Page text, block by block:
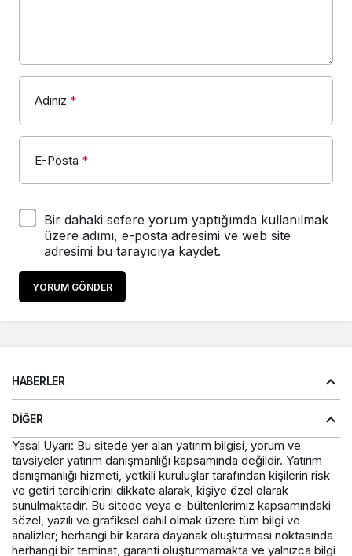
Adınız *
E-Posta *
Bir dahaki sefere yorum yaptığımda kullanılmak
üzere adımı, e-posta adresimi ve web site
adresimi bu tarayıcıya kaydet.
YORUM GÖNDER
HABERLER
DIĞER
Yasal Uyarı: Bu sitede yer alan yatırım bilgisi, yorum ve
tavsiyeler yatırım danışmanlığı kapsamında değildir. Yatırım
danışmanlığı hizmeti, yetkili kuruluşlar tarafından kişilerin risk
ve getiri tercihlerini dikkate alarak, kişiye özel olarak
sunulmaktadır. Bu sitede veya e-bültenlerimiz kapsamındaki
sözel, yazılı ve grafiksel dahil olmak üzere tüm bilgi ve
analizler; herhangi bir karara dayanak oluşturması noktasında
herhangi bir teminat, garanti oluşturmamakta ve yalnızca bilgi